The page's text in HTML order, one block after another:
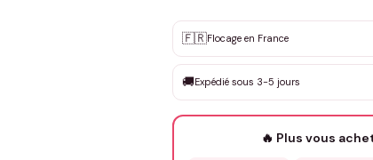
✨ Personnalisation sur mesure
DEVIS GRATUIT ·
Que souhaitez-vous ?
🇫🇷Flocage en France
🚚Expédié sous 3-5 jours
🔥 Plus vous